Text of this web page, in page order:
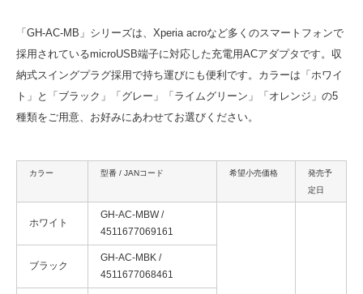
「GH-AC-MB」シリーズは、Xperia acroなど多くのスマートフォンで
採用されているmicroUSB端子に対応した充電用ACアダプタです。収
納式スイングプラグ採用で持ち運びにも便利です。カラーは「ホワイ
ト」と「ブラック」「グレー」「ライムグリーン」「オレンジ」の5
種類をご用意、お好みにあわせてお選びください。
カラー 型番 / JANコード 希望小売価格
発売予
定日
ホワイト
GH-AC-MBW /
4511677069161
ブラック
GH-AC-MBK /
4511677068461